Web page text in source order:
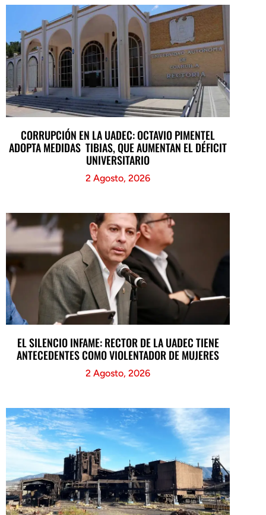
CORRUPCIÓN EN LA UADEC: OCTAVIO PIMENTEL
ADOPTA MEDIDAS TIBIAS, QUE AUMENTAN EL DÉFICIT
UNIVERSITARIO
2 Agosto, 2026
EL SILENCIO INFAME: RECTOR DE LA UADEC TIENE
ANTECEDENTES COMO VIOLENTADOR DE MUJERES
2 Agosto, 2026